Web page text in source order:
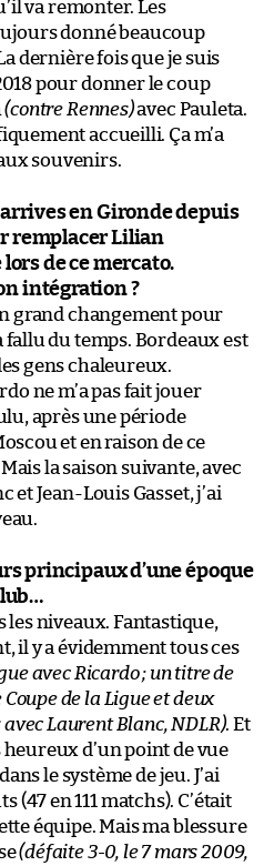
va remonter. Les
donné beaucoup
dernière fois que je suis
pour donner le coup
(contre Rennes)avec Pauleta.
accueilli. Ça m’a
souvenirs.
en Gironde depuis
remplacer Lilian
de ce mercato.
intégration ?
grand changement pour
fallu du temps. Bordeaux est
gens chaleureux.
ne m’a pas fait jouer
après une période
et en raison de ce
la saison suivante, avec
et Jean-Louis Gasset, j’ai
principaux d’une époque
les niveaux. Fantastique,
il y a évidemment tous ces
avec Ricardo ; un titre de
de la Ligue et deux
Laurent Blanc, NDLR). Et
d’un point de vue
le système de jeu. J’ai
(47 en 111 matchs). C’était
équipe. Mais ma blessure
(défaite 3-0, le 7 mars 2009,